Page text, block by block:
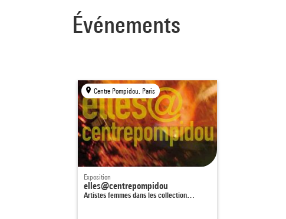
Événements
Centre Pompidou, Paris
Exposition
elles@centrepompidou
Artistes femmes dans les collection…